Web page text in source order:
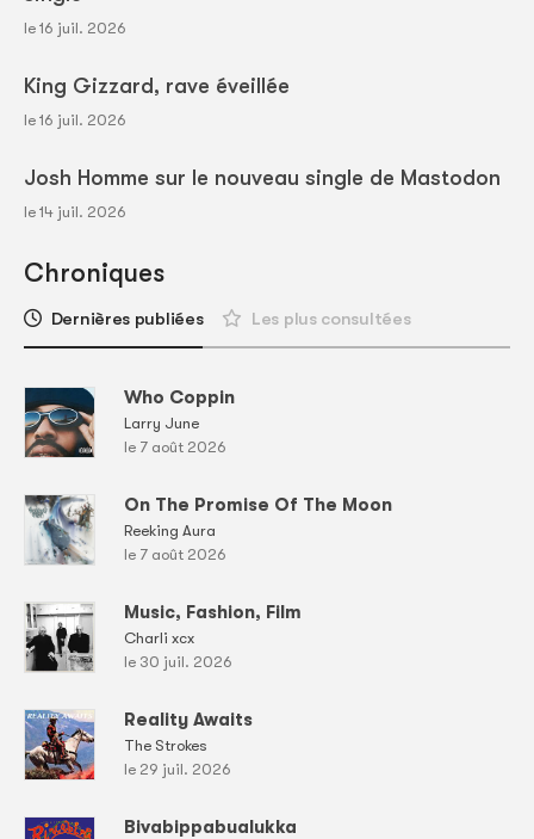
le 16 juil. 2026
King Gizzard, rave éveillée
le 16 juil. 2026
Josh Homme sur le nouveau single de Mastodon
le 14 juil. 2026
Chroniques
Dernières publiées Les plus consultées
Who Coppin
Larry June
le 7 août 2026
On The Promise Of The Moon
Reeking Aura
le 7 août 2026
Music, Fashion, Film
Charli xcx
le 30 juil. 2026
Reality Awaits
The Strokes
le 29 juil. 2026
Bivabippabualukka